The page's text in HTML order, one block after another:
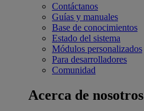
Contáctanos
Guías y manuales
Base de conocimientos
Estado del sistema
Módulos personalizados
Para desarrolladores
Comunidad
Acerca de nosotros